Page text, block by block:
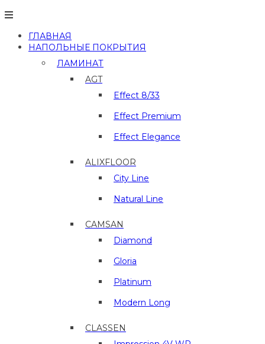
Люберцах
МОЙ
ПОЛ
ГЛАВНАЯ
НАПОЛЬНЫЕ ПОКРЫТИЯ
ЛАМИНАТ
AGT
Effect 8/33
Effect Premium
Effect Elegance
ALIXFLOOR
City Line
Natural Line
CAMSAN
Diamond
Gloria
Platinum
Modern Long
CLASSEN